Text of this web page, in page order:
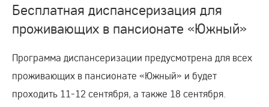
Бесплатная диспансеризация для
проживающих в пансионате «Южный»
Программа диспансеризации предусмотрена для всех
проживающих в пансионате «Южный» и будет
проходить 11-12 сентября, а также 18 сентября.